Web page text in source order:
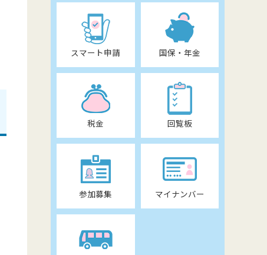
スマート申請 国保・年金
税金 回覧板
参加募集 マイナンバー